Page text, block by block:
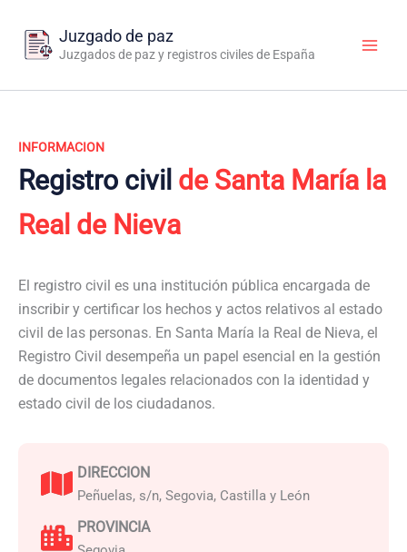
contenido
Juzgado de paz
Juzgados de paz y registros civiles de España
INFORMACION
Registro civil de Santa María la
Real de Nieva
El registro civil es una institución pública encargada de
inscribir y certificar los hechos y actos relativos al estado
civil de las personas. En Santa María la Real de Nieva, el
Registro Civil desempeña un papel esencial en la gestión
de documentos legales relacionados con la identidad y
estado civil de los ciudadanos.
DIRECCION
Peñuelas, s/n, Segovia, Castilla y León
PROVINCIA